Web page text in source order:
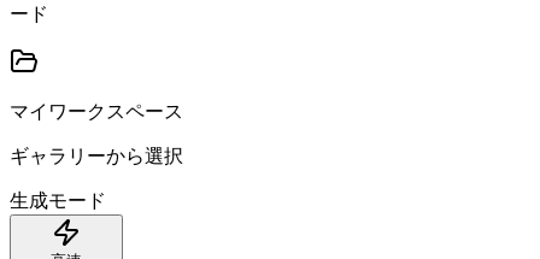
ード
マイワークスペース
ギャラリーから選択
生成モード